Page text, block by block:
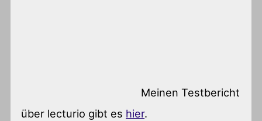
Meinen Testbericht
über lecturio gibt es hier.